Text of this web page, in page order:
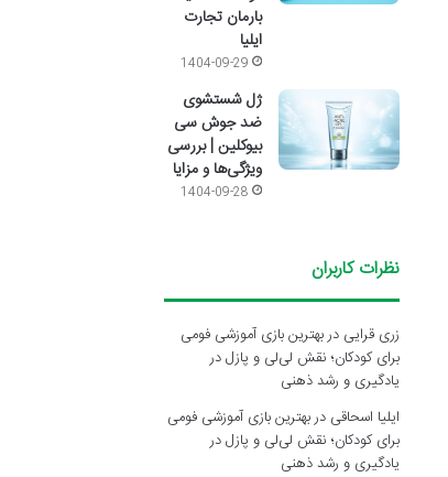
بارمان تجارت
ایلیا
1404-09-29
ژل شستشوی
ضد جوش سی
بیوکلین | بررسی
ویژگی‌ها و مزایا
1404-09-28
نظرات کاربران
زری قرایی دربهترین بازی آموزشی فومی
برای کودکان؛ نقش لی‌لی و پازل در
یادگیری و رشد ذهنی
ایلیا اسحاقی دربهترین بازی آموزشی فومی
برای کودکان؛ نقش لی‌لی و پازل در
یادگیری و رشد ذهنی